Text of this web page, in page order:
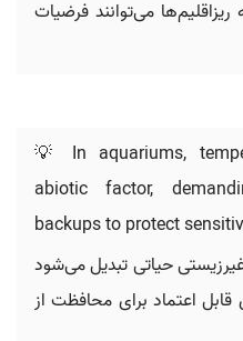
می‌توانند فرضیات
💡 In aquariums,
abiotic factor,
backups to protect
حیاتی تبدیل می‌شود
اعتماد برای محافظت از